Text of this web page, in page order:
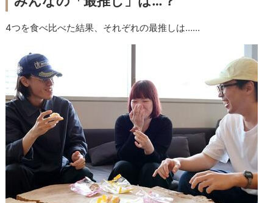
4つを食べ比べた結果、それぞれの最推しは……